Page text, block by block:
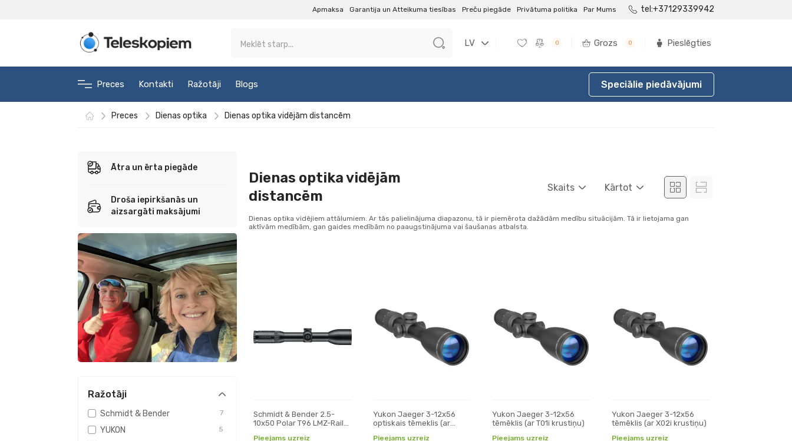
Apmaksa Garantija un Atteikuma tiesības Preču piegāde Privātuma politika Par Mums tel:+37129339942
LV 0 Grozs 0 Pieslēgties
Preces Kontakti Ražotāji Blogs Speciālie piedāvājumi
Preces Dienas optika Dienas optika vidējām distancēm
Ātra un ērta piegāde
Droša iepirkšanās un
aizsargāti maksājumi
Ražotāji
Schmidt & Bender 7
YUKON 5
Dienas optika vidējām
distancēm
Skaits Kārtot
Dienas optika vidējiem attālumiem. Ar tās palielinājuma diapazonu, tā ir piemērota dažādām medību situācijām. Tā ir lietojama gan
aktīvām medībām, gan gaides medībām no paaugstinājuma vai šaušanas atbalsta.
Schmidt & Bender 2.5-
10x50 Polar T96 LMZ-Rail
Pieejams uzreiz
Yukon Jaeger 3-12x56
optiskais tēmeklis (ar
Pieejams uzreiz
Yukon Jaeger 3-12x56
tēmēklis (ar T01i krustiņu)
Pieejams uzreiz
Yukon Jaeger 3-12x56
tēmēklis (ar X02i krustiņu)
Pieejams uzreiz